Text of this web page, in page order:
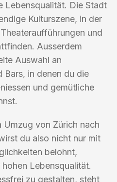
Lebensqualität. Die Stadt
Kulturszene, in der
und
Ausserdem
Auswahl an
Bars, in denen du die
und gemütliche
Umzug von Zürich nach
du also nicht nur mit
belohnt,
Lebensqualität.
zu gestalten, steht